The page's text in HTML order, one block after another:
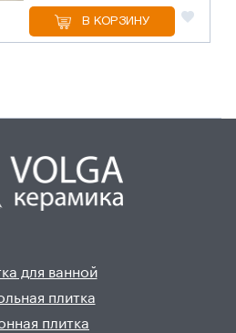
В КОРЗИНУ
для ванной
плитка
плитка